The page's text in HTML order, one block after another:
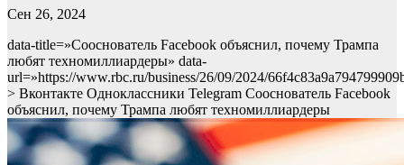
Сен 26, 2024
data-title=»Сооснователь Facebook объяснил, почему Трампа
любят техномиллиардеры» data-
url=»https://www.rbc.ru/business/26/09/2024/
> Вконтакте Одноклассники Telegram Сооснователь Facebook
объяснил, почему Трампа любят техномиллиардеры